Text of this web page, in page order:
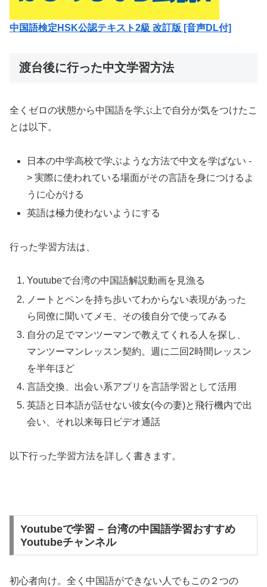
中国語検定HSK公認テキスト2級 改訂版 [音声DL付]
渡台後に行った中文学習方法
全くゼロの状態から中国語を学ぶ上で自分が気をつけたこ
とは以下。
日本の中学高校で学ぶような方法で中文を学ばない -
> 実際に使われている場面がその言語を身につけるよ
うに心がける
英語は極力使わないようにする
行った学習方法は、
Youtubeで台湾の中国語解説動画を見漁る
ノートとペンを持ち歩いてわからない表現があった
ら同僚に聞いてメモ、その後自分で使ってみる
自分の足でマンツーマンで教えてくれる人を探し、
マンツーマンレッスン契約。週に二回2時間レッスン
を半年ほど
言語交換、出会い系アプリを言語学習として活用
英語と日本語が話せない彼女(今の妻)と飛行機内で出
会い、それ以来毎日ビデオ通話
以下行った学習方法を詳しく書きます。
Youtubeで学習 – 台湾の中国語学習おすすめ
Youtubeチャンネル
初心者向け。全く中国語ができない人でもこの２つの